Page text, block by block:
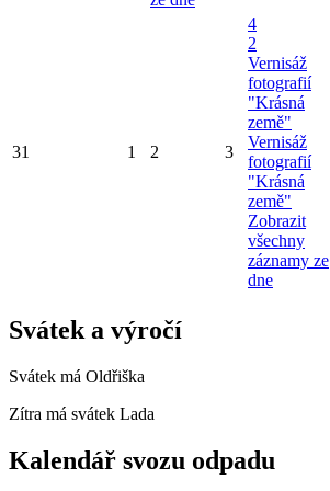
31 1 2 3
4
2
Vernisáž
fotografií
"Krásná
země"
Vernisáž
fotografií
"Krásná
země"
Zobrazit
všechny
záznamy ze
dne
Svátek a výročí
Svátek má Oldřiška
Zítra má svátek Lada
Kalendář svozu odpadu